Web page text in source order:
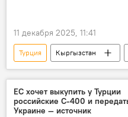
11 декабря 2025, 11:41
Турция Кыргызстан
спорт
сборная
карьера
Хорватия
назначение
ЕС хочет выкупить у Турции
российские С-400 и
Украине — источник